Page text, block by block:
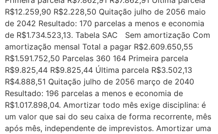
R$12.259,90 R$2.228,50 Quitação julho de 2056 maio
de 2042 Resultado: 170 parcelas a menos e economia
de R$1.734.523,13. Tabela SAC Sem amortização Com
amortização mensal Total a pagar R$2.609.650,55
R$1.591.752,50 Parcelas 360 164 Primeira parcela
R$9.825,44 R$9.825,44 Última parcela R$3.502,13
R$4.888,51 Quitação julho de 2056 março de 2040
Resultado: 196 parcelas a menos e economia de
R$1.017.898,04. Amortizar todo mês exige disciplina: é
um valor que sai do seu caixa de forma recorrente, mês
após mês, independente de imprevistos. Amortizar uma